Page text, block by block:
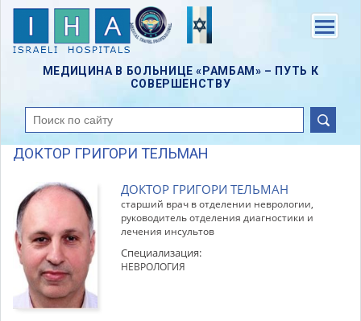
Skip
content
МЕДИЦИНА В БОЛЬНИЦЕ «РАМБАМ» – ПУТЬ К
СОВЕРШЕНСТВУ
поиск
ДОКТОР ГРИГОРИ ТЕЛЬМАН
ДОКТОР ГРИГОРИ ТЕЛЬМАН
старший врач в отделении неврологии,
руководитель отделения диагностики и
лечения инсультов
Специализация:
НЕВРОЛОГИЯ